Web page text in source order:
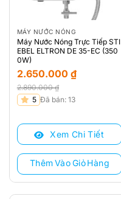
MÁY NƯỚC NÓNG
Máy Nước Nóng Trực Tiếp STI
EBEL ELTRON DE 35-EC (350
0W)
2.890.000₫
Giá
là:
2.890.000 ₫.
2.650.000 ₫
Giá
tại
2.650.000 ₫.
5 Đã bán: 13
Xem Chi Tiết
Thêm Vào Giỏ Hàng